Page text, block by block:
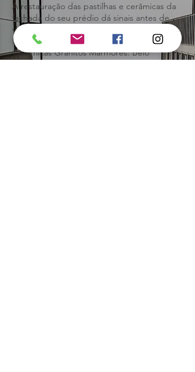
Materiais adequados para restauração de
fachadas,
A restauração das pastilhas e cerâmicas da
fachada do seu prédio dá sinais antes de
virar problema sério,
BH Restauração Predial Fachada Pastilhas